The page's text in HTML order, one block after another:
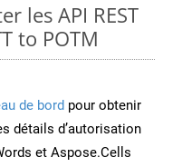
les API REST
to POTM
de bord pour obtenir
détails d’autorisation
et Aspose.Cells